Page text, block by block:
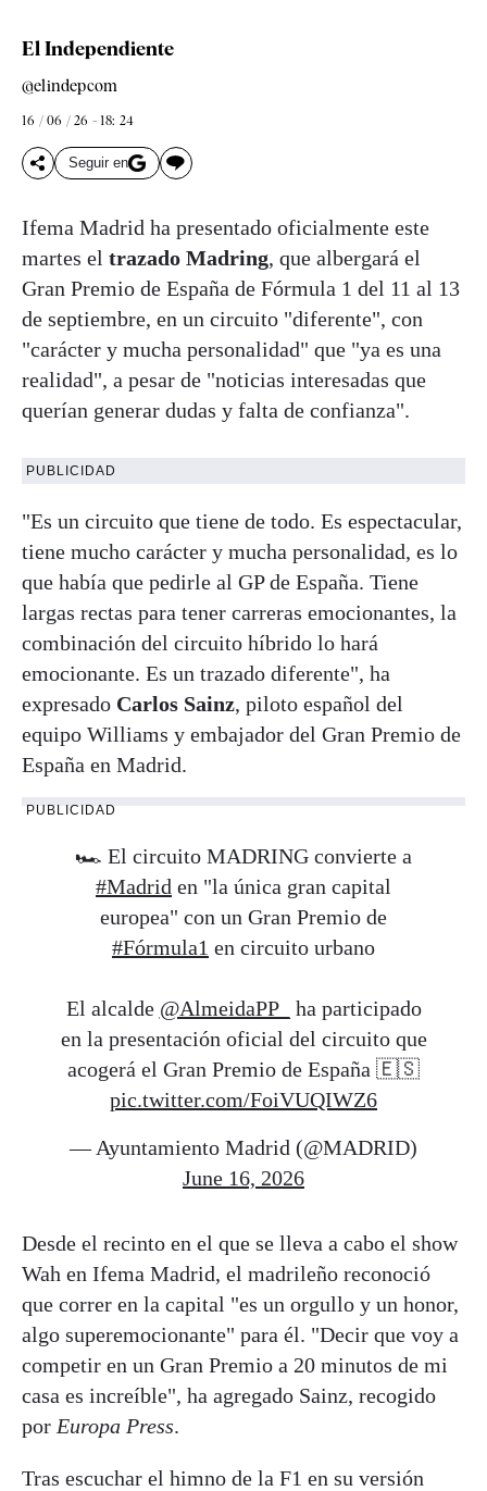
El Independiente
@elindepcom
16 / 06 / 26 - 18: 24
Seguir en
Ifema Madrid ha presentado oficialmente este
martes el trazado Madring, que albergará el
Gran Premio de España de Fórmula 1 del 11 al 13
de septiembre, en un circuito "diferente", con
"carácter y mucha personalidad" que "ya es una
realidad", a pesar de "noticias interesadas que
querían generar dudas y falta de confianza".
PUBLICIDAD
"Es un circuito que tiene de todo. Es espectacular,
tiene mucho carácter y mucha personalidad, es lo
que había que pedirle al GP de España. Tiene
largas rectas para tener carreras emocionantes, la
combinación del circuito híbrido lo hará
emocionante. Es un trazado diferente", ha
expresado Carlos Sainz, piloto español del
equipo Williams y embajador del Gran Premio de
España en Madrid.
PUBLICIDAD
🏎‍ El circuito MADRING convierte a
#Madrid en "la única gran capital
europea" con un Gran Premio de
#Fórmula1 en circuito urbano
El alcalde @AlmeidaPP_
ha participado
en la presentación oficial del circuito que
acogerá el Gran Premio de España 🇪🇸
pic.twitter.com/FoiVUQIWZ6
— Ayuntamiento Madrid (@MADRID)
June 16, 2026
Desde el recinto en el que se lleva a cabo el show
Wah en Ifema Madrid, el madrileño reconoció
que correr en la capital "es un orgullo y un honor,
algo superemocionante" para él. "Decir que voy a
competir en un Gran Premio a 20 minutos de mi
casa es increíble", ha agregado Sainz, recogido
por Europa Press.
Tras escuchar el himno de la F1 en su versión